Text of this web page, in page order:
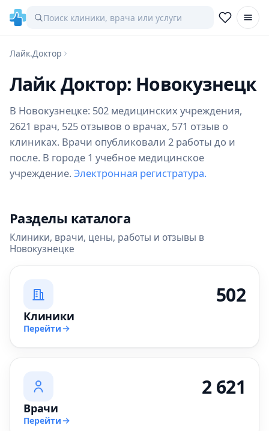
Лайк.Доктор
Лайк Доктор: Новокузнецк
В Новокузнецке: 502 медицинских учреждения,
2621 врач, 525 отзывов о врачах, 571 отзыв о
клиниках. Врачи опубликовали 2 работы до и
после. В городе 1 учебное медицинское
учреждение. Электронная регистратура.
Разделы каталога
Клиники, врачи, цены, работы и отзывы в
Новокузнецке
502
Клиники
Перейти
2 621
Врачи
Перейти